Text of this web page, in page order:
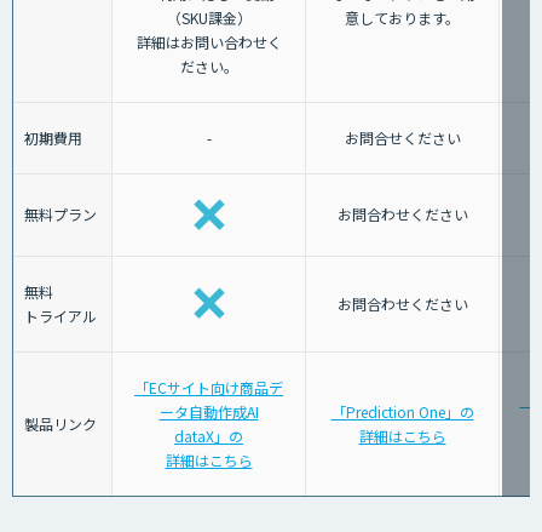
（SKU課金）
詳細はお問い合わせく
ださい。
意しております。
初期費用 - お問合せください
無料プラン お問合わせください
無料
トライアル
お問合わせください
製品リンク
「ECサイト向け商品デ
ータ自動作成AI
dataX」の
詳細はこちら
「Prediction One」の
詳細はこちら